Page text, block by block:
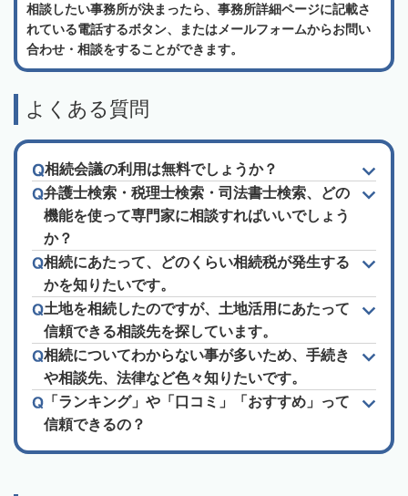
相談したい事務所が決まったら、事務所詳細ページに記載さ
れている電話するボタン、またはメールフォームからお問い
合わせ・相談をすることができます。
よくある質問
相続会議の利用は無料でしょうか？
弁護士検索・税理士検索・司法書士検索、どの
機能を使って専門家に相談すればいいでしょう
か？
相続にあたって、どのくらい相続税が発生する
かを知りたいです。
土地を相続したのですが、土地活用にあたって
信頼できる相談先を探しています。
相続についてわからない事が多いため、手続き
や相談先、法律など色々知りたいです。
「ランキング」や「口コミ」「おすすめ」って
信頼できるの？